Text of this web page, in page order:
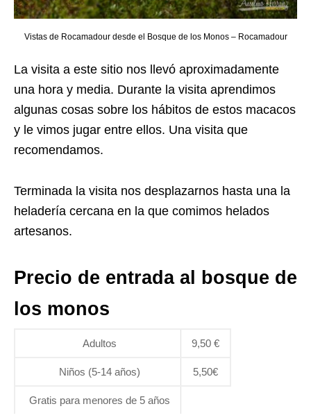
Vistas de Rocamadour desde el Bosque de los Monos – Rocamadour
La visita a este sitio nos llevó aproximadamente
una hora y media. Durante la visita aprendimos
algunas cosas sobre los hábitos de estos macacos
y le vimos jugar entre ellos. Una visita que
recomendamos.
Terminada la visita nos desplazarnos hasta una la
heladería cercana en la que comimos helados
artesanos.
Precio de entrada al bosque de
los monos
Adultos 9,50 €
Niños (5-14 años) 5,50€
Gratis para menores de 5 años